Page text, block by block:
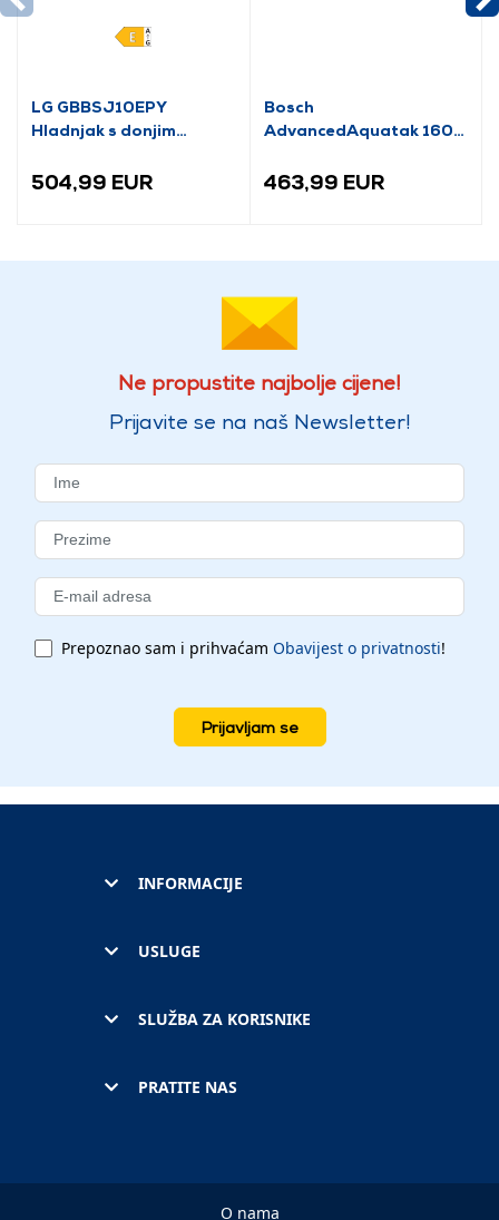
LG GBBSJ10EPY
Hladnjak s donjim
504,99 EUR
Bosch
AdvancedAquatak 160
(06008A7800)
463,99 EUR
Ne propustite najbolje cijene!
Prijavite se na naš Newsletter!
Prepoznao sam i prihvaćam Obavijest o privatnosti!
Prijavljam se
INFORMACIJE
USLUGE
SLUŽBA ZA KORISNIKE
PRATITE NAS
O nama